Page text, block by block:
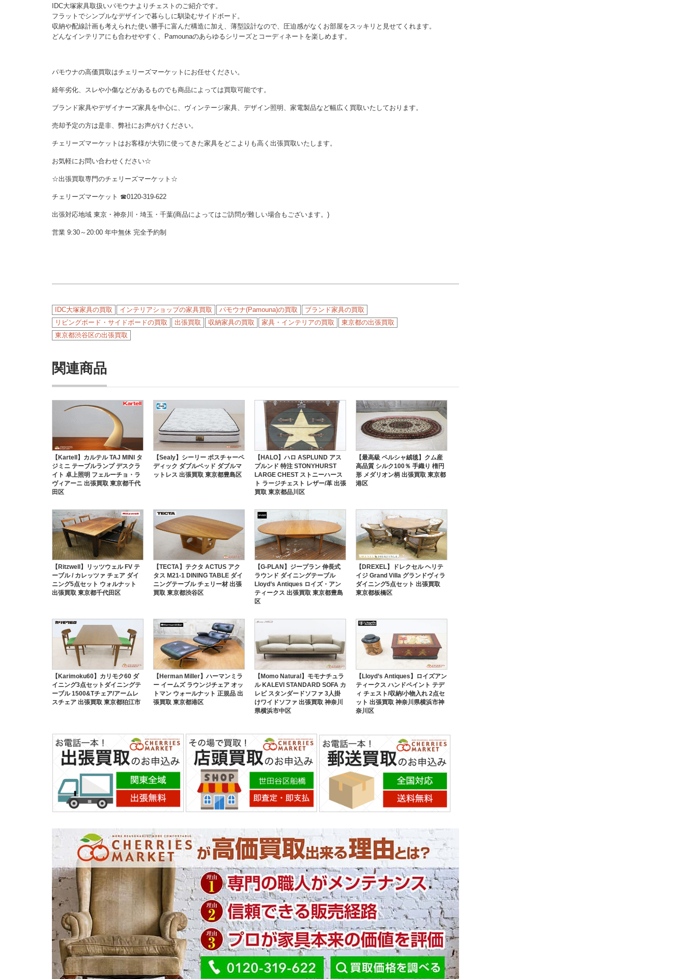
IDC大塚家具取扱いパモウナよりチェストのご紹介です。
フラットでシンプルなデザインで暮らしに馴染むサイドボード。
収納や配線計画も考えられた使い勝手に富んだ構造に加え、薄型設計なので、圧迫感がなくお部屋をスッキリと見せてくれます。
どんなインテリアにも合わせやすく、Pamounaのあらゆるシリーズとコーディネートを楽しめます。
パモウナの高価買取はチェリーズマーケットにお任せください。
経年劣化、スレや小傷などがあるものでも商品によっては買取可能です。
ブランド家具やデザイナーズ家具を中心に、ヴィンテージ家具、デザイン照明、家電製品など幅広く買取いたしております。
売却予定の方は是非、弊社にお声がけください。
チェリーズマーケットはお客様が大切に使ってきた家具をどこよりも高く出張買取いたします。
お気軽にお問い合わせください☆
☆出張買取専門のチェリーズマーケット☆
チェリーズマーケット ☎︎0120-319-622
出張対応地域 東京・神奈川・埼玉・千葉(商品によってはご訪問が難しい場合もございます。)
営業 9:30～20:00 年中無休 完全予約制
IDC大塚家具の買取 インテリアショップの家具買取 パモウナ(Pamouna)の買取
ブランド家具の買取
リビングボード・サイドボードの買取
出張買取 収納家具の買取 家具・インテリアの買取
東京都の出張買取
東京都渋谷区の出張買取
関連商品
【Kartell】カルテル TAJ MINI タ
ジミニ テーブルランプ デスクラ
イト 卓上照明 フェルーチョ・ラ
ヴィアーニ 出張買取 東京都千代
田区
【Sealy】シーリー ポスチャーペ
ディック ダブルベッド ダブルマ
ットレス 出張買取 東京都豊島区
【HALO】ハロ ASPLUND アス
プルンド 特注 STONYHURST
LARGE CHEST ストニーハース
ト ラージチェスト レザー/革 出張
買取 東京都品川区
【最高級 ペルシャ絨毯】クム産
高品質 シルク100％ 手織り 楕円
形 メダリオン柄 出張買取 東京都
港区
【Ritzwell】リッツウェル FV テ
ーブル / カレッツァ チェア ダイ
ニング5点セット ウォルナット
出張買取 東京都千代田区
【TECTA】テクタ ACTUS アク
タス M21-1 DINING TABLE ダイ
ニングテーブル チェリー材 出張
買取 東京都渋谷区
【G-PLAN】ジープラン 伸長式
ラウンド ダイニングテーブル
Lloyd’s Antiques ロイズ・アン
ティークス 出張買取 東京都豊島
区
【DREXEL】ドレクセル ヘリテ
イジ Grand Villa グランドヴィラ
ダイニング5点セット 出張買取
東京都板橋区
【Karimoku60】カリモク60 ダ
イニング3点セットダイニングテ
ーブル 1500&Tチェア/アームレ
スチェア 出張買取 東京都狛江市
【Herman Miller】ハーマンミラ
ー イームズ ラウンジチェア オッ
トマン ウォールナット 正規品 出
張買取 東京都港区
【Momo Natural】モモナチュラ
ル KALEVI STANDARD SOFA カ
レビ スタンダードソファ 3人掛
けワイドソファ 出張買取 神奈川
県横浜市中区
【Lloyd’s Antiques】ロイズアン
ティークス ハンドペイント テデ
ィ チェスト/収納/小物入れ 2点セ
ット 出張買取 神奈川県横浜市神
奈川区